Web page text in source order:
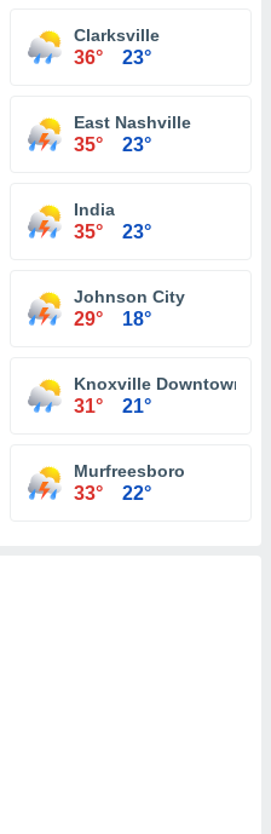
Clarksville
36° 23°
East Nashville
35° 23°
India
35° 23°
Johnson City
29° 18°
Knoxville Downtown
31° 21°
Murfreesboro
33° 22°